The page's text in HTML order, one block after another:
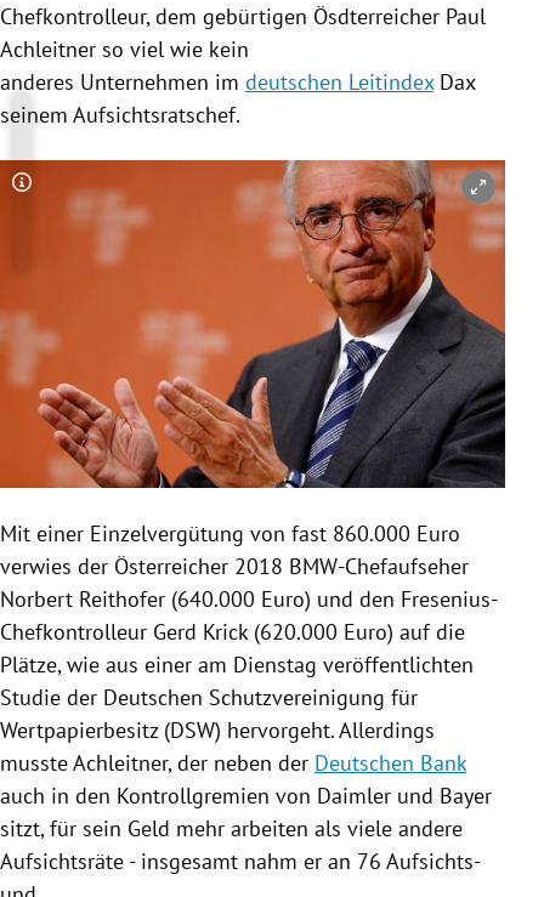
Chefkontrolleur, dem gebürtigen Ösdterreicher Paul
Achleitner so viel wie kein
anderes Unternehmen im deutschen LeitindexDax
seinem Aufsichtsratschef.
Copyright-Hinweis öffnen/schließen
Mit einer Einzelvergütung von fast 860.000 Euro
verwies der Österreicher 2018 BMW-Chefaufseher
Norbert Reithofer (640.000 Euro) und den Fresenius-
Chefkontrolleur Gerd Krick(620.000 Euro) auf die
Plätze, wie aus einer am Dienstag veröffentlichten
Studie der Deutschen Schutzvereinigung für
Wertpapierbesitz (DSW) hervorgeht. Allerdings
musste Achleitner, der neben der Deutschen Bank
auch in den Kontrollgremien von Daimler und Bayer
sitzt, für sein Geld mehr arbeiten als viele andere
Aufsichtsräte - insgesamt nahm er an 76 Aufsichts-